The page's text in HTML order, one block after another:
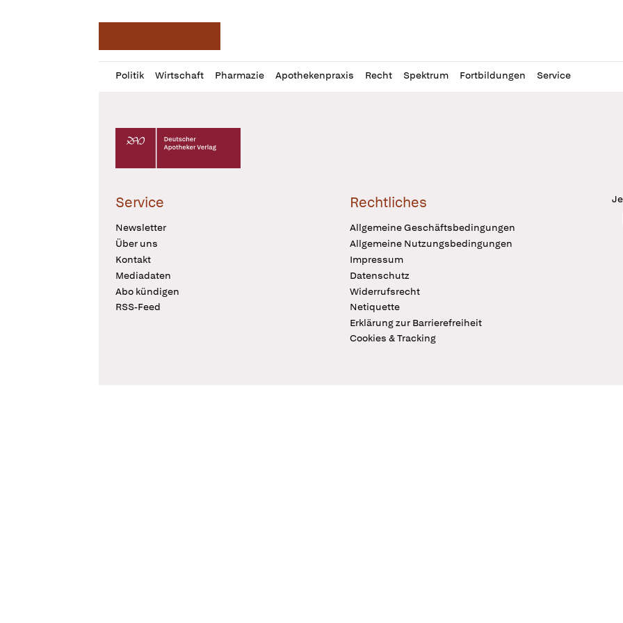
Politik Wirtschaft Pharmazie Apothekenpraxis Recht Spektrum Fortbildungen Service
Profil
öffnen
Daz
Pur
Deutscher Apotheker Verlag Logo
Service
Newsletter
Über uns
Kontakt
Mediadaten
Abo kündigen
RSS-Feed
Rechtliches
Allgemeine Geschäftsbedingungen
Allgemeine Nutzungsbedingungen
Impressum
Datenschutz
Widerrufsrecht
Netiquette
Erklärung zur Barrierefreiheit
Cookies & Tracking